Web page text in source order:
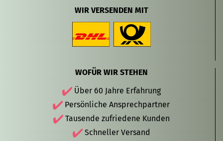
WIR VERSENDEN MIT
WOFÜR WIR STEHEN
Über 60 Jahre Erfahrung
Persönliche Ansprechpartner
Tausende zufriedene Kunden
Schneller Versand